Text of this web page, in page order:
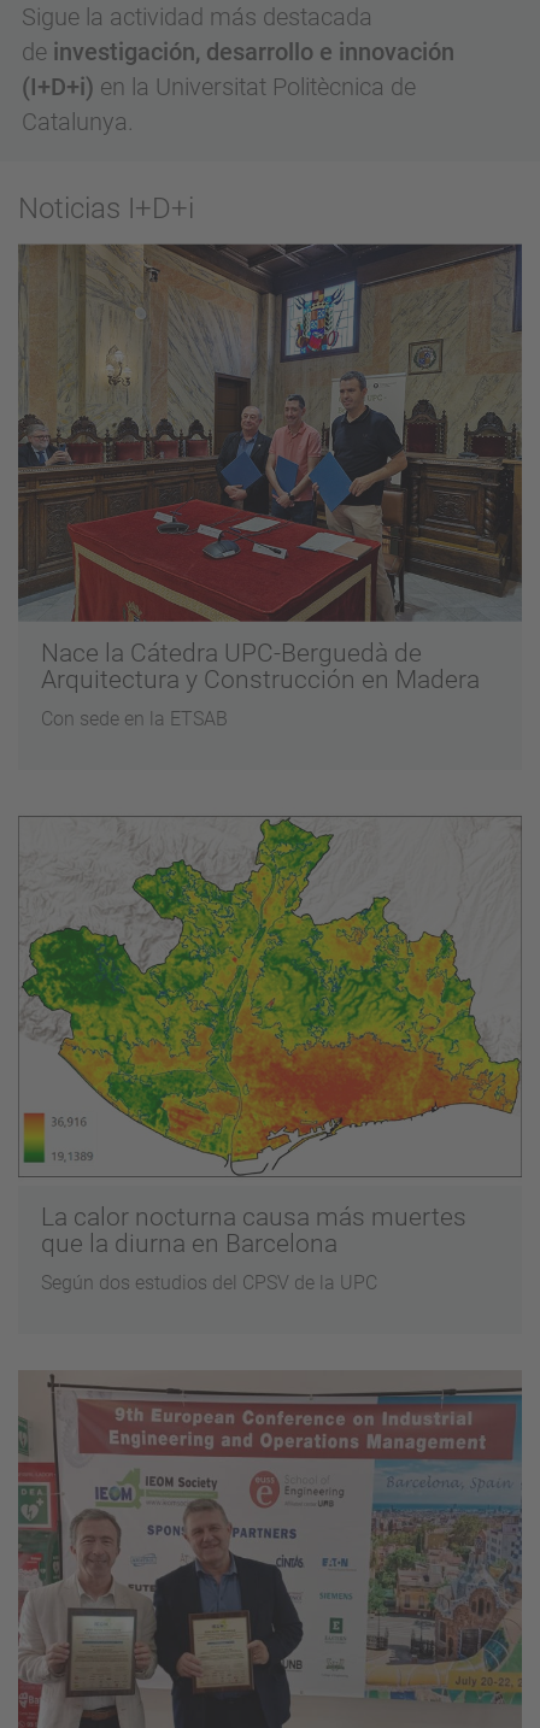
Sigue la actividad más destacada
de investigación, desarrollo e innovación
(I+D+i) en la Universitat Politècnica de
Catalunya.
Noticias I+D+i
Nace la Cátedra UPC-Berguedà de
Arquitectura y Construcción en Madera
Con sede en la ETSAB
La calor nocturna causa más muertes
que la diurna en Barcelona
Según dos estudios del CPSV de la UPC